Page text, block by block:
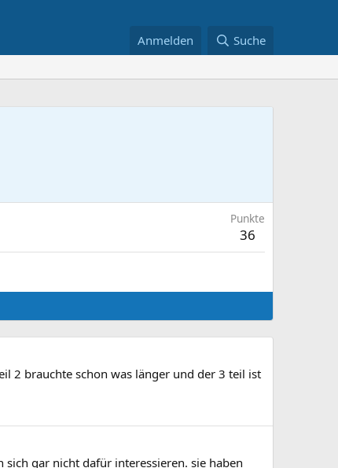
Anmelden Suche
Punkte
36
2 brauchte schon was länger und der 3 teil ist
gar nicht dafür interessieren. sie haben